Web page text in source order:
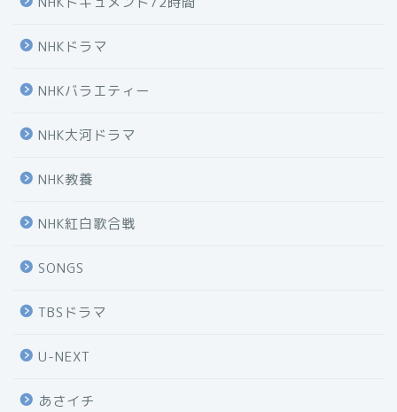
NHKドラマ
NHKバラエティー
NHK大河ドラマ
NHK教養
NHK紅白歌合戦
SONGS
TBSドラマ
U-NEXT
あさイチ